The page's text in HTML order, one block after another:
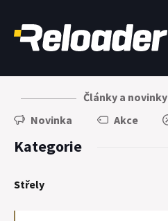
Články a novinky
Novinka
Akce
Kategorie
Střely